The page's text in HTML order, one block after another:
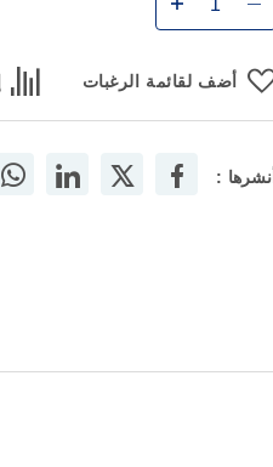
أضف لقائمة الرغبات
أنشرها :